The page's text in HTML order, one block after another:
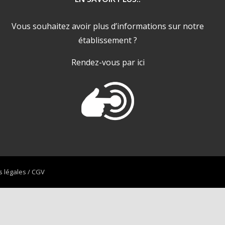
Vous souhaitez avoir plus d’informations sur notre
établissement ?
Rendez-vous par ici
légales / CGV